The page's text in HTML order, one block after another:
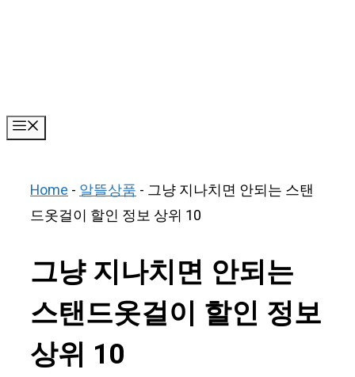
Home-알뜰상품- 그냥 지나치면 안되는 스탠
드옷걸이 할인 정보 상위 10
그냥 지나치면 안되는
스탠드옷걸이 할인 정보
상위 10